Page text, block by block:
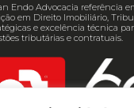
Endo Advocacia referência
em Direito Imobiliário,
e excelência técnica
tributárias e contratuais.